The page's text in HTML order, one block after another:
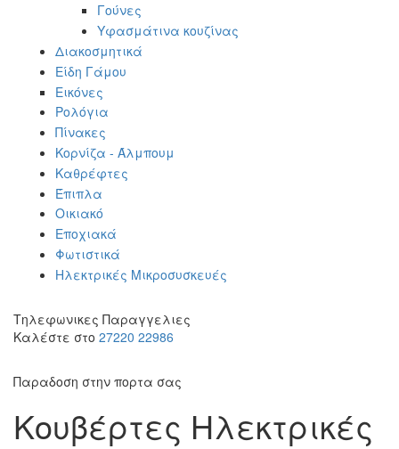
Γούνες
Υφασμάτινα κουζίνας
Διακοσμητικά
Είδη Γάμου
Εικόνες
Ρολόγια
Πίνακες
Κορνίζα - Άλμπουμ
Καθρέφτες
Έπιπλα
Οικιακό
Εποχιακά
Φωτιστικά
Ηλεκτρικές Μικροσυσκευές
Τηλεφωνικες Παραγγελιες
Καλέστε στο 27220 22986
Παραδοση στην πορτα σας
Κουβέρτες Ηλεκτρικές